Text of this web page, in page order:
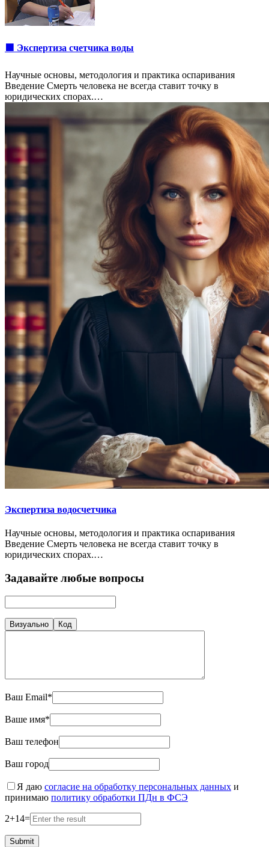
🟩 Экспертиза счетчика воды
Научные основы, методология и практика оспаривания
Введение Смерть человека не всегда ставит точку в
юридических спорах.…
Экспертиза водосчетчика
Научные основы, методология и практика оспаривания
Введение Смерть человека не всегда ставит точку в
юридических спорах.…
Задавайте любые вопросы
Визуально Код
Ваш Email*
Ваше имя*
Ваш телефон
Ваш город
Я даю согласие на обработку персональных данных и
принимаю политику обработки ПДн в ФСЭ
2+14=